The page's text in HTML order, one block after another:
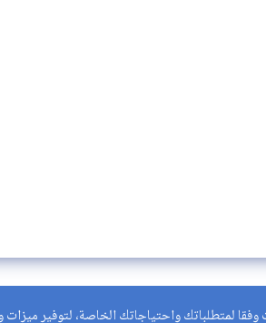
لمتطلباتك واحتياجاتك الخاصة، لتوفير ميزات